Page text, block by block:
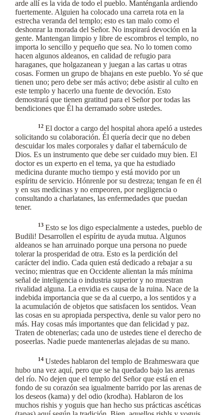
arde allí es la vida de todo el pueblo. Manténganla ardiendo
fuertemente. Alguien ha colocado una carreta rota en la
estrecha veranda del templo; esto es tan malo como el
deshonrar la morada del Señor. No inspirará devoción en la
gente. Mantengan limpio y libre de escombros el templo, no
importa lo sencillo y pequeño que sea. No lo tomen como
hacen algunos aldeanos, en calidad de refugio para
haraganes, que holgazanean y juegan a las cartas u otras
cosas. Formen un grupo de bhajans en este pueblo. Yo sé que
tienen uno; pero debe ser más activo; debe asistir al culto en
este templo y hacerlo una fuente de devoción. Esto
demostrará que tienen gratitud para el Señor por todas las
bendiciones que Él ha derramado sobre ustedes.
12El doctor a cargo del hospital ahora apeló a ustedes
solicitando su colaboración. Él quería decir que no deben
descuidar los males corporales y dañar el tabernáculo de
Dios. Es un instrumento que debe ser cuidado muy bien. El
doctor es un experto en el tema, ya que ha estudiado
medicina durante mucho tiempo y está movido por un
espíritu de servicio. Hónrenle por su destreza; tengan fe en él
y en sus medicinas y no empeoren, por negligencia o
consultando a charlatanes, las enfermedades que puedan
tener.
13Esto se los digo especialmente a ustedes, pueblo de
Budili! Desarrollen el espíritu de ayuda mutua. Algunos
aldeanos se han arruinado porque una persona no puede
tolerar la prosperidad de otra. Esto es la perdición del
carácter del indio. Cada quien está dedicado a rebajar a su
vecino; mientras que en Occidente alientan la más mínima
señal de inteligencia o industria superior y no muestran
rivalidad alguna. La envidia es causa de la ruina. Nace de la
indebida importancia que se da al cuerpo, a los sentidos y a
la acumulación de objetos que satisfacen los sentidos. Vean
las cosas en su apropiada perspectiva, denle su valor pero no
más. Hay cosas más importantes que dan felicidad y paz.
Traten de obtenerlas; cada uno de ustedes tiene el derecho de
poseerlas. Nadie puede mantenerlas alejadas de su mano.
14Ustedes hablaron del templo de Brahmeswara que
hubo una vez aquí, pero que se ha quedado bajo las arenas
del río. No dejen que el templo del Señor que está en el
fondo de su corazón sea igualmente barrido por las arenas de
los deseos (kama) y del odio (krodha). Hablaron de los
muchos rishis y yoguis que han hecho sus prácticas ascéticas